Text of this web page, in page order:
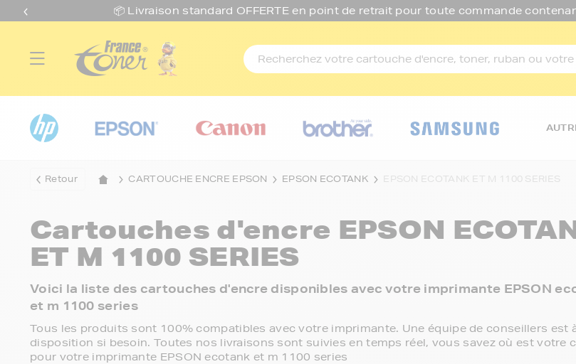
📦 Livraison standard OFFERTE en point de retrait pour toute commande
Retour CARTOUCHE ENCRE EPSON EPSON ECOTANK EPSON ECOTANK ET M 1100 SERIES
Cartouches d'encre EPSON
ET M 1100 SERIES
Voici la liste des cartouches d'encre disponibles avec votre imprimante EPSON
et m 1100 series
Tous les produits sont 100% compatibles avec votre imprimante. Une équipe de conseillers est
disposition si besoin. Toutes nos livraisons sont suivies en temps réel, vous savez où est votre
pour votre imprimante EPSON ecotank et m 1100 series